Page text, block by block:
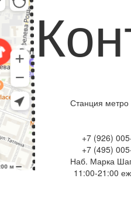
Станция метро
+7 (926)
+7 (495)
Наб. Марка
11:00-21:00